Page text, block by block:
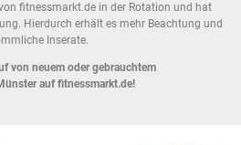
fitnessmarkt.de in der Rotation und hat
Hierdurch erhält es mehr Beachtung und
Inserate.
von neuem oder gebrauchtem
auf fitnessmarkt.de!